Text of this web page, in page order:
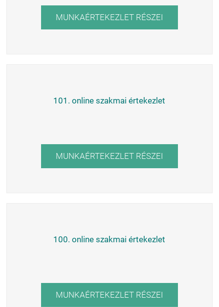
MUNKAÉRTEKEZLET RÉSZEI
101. online szakmai értekezlet
MUNKAÉRTEKEZLET RÉSZEI
100. online szakmai értekezlet
MUNKAÉRTEKEZLET RÉSZEI